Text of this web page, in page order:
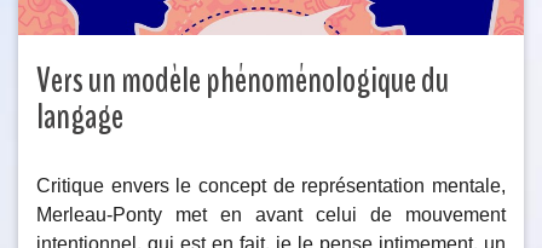
Vers un modèle phénoménologique du
langage
Critique envers le concept de représentation mentale,
Merleau-Ponty met en avant celui de mouvement